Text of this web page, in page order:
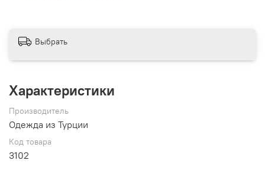
Выбрать
Характеристики
Производитель
Одежда из Турции
Код товара
3102